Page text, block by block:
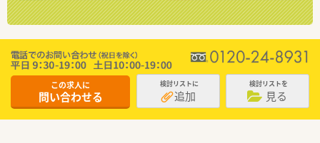
この求人に
問い合わせる
検討リストに
追加
検討リストを
見る